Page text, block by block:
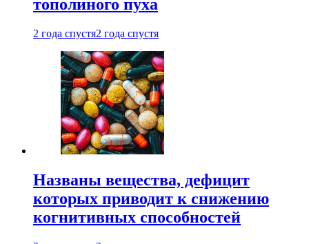
тополиного пуха
2 года спустя2 года спустя
Названы вещества, дефицит
которых приводит к снижению
когнитивных способностей